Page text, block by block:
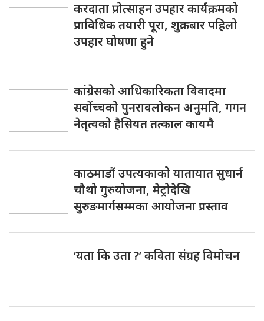
करदाता प्रोत्साहन उपहार कार्यक्रमको
प्राविधिक तयारी पूरा, शुक्रबार पहिलो
उपहार घोषणा हुने
कांग्रेसको आधिकारिकता विवादमा
सर्वोच्चको पुनरावलोकन अनुमति, गगन
नेतृत्वको हैसियत तत्काल कायमै
काठमाडौं उपत्यकाको यातायात सुधार्न
चौथो गुरुयोजना, मेट्रोदेखि
सुरुङमार्गसम्मका आयोजना प्रस्ताव
‘यता कि उता ?’ कविता संग्रह विमोचन